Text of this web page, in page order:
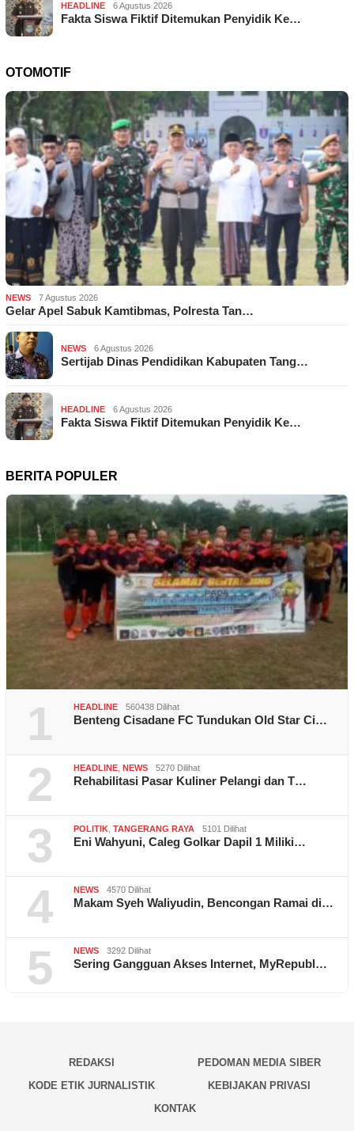
HEADLINE 6 Agustus 2026
Fakta Siswa Fiktif Ditemukan Penyidik Ke…
OTOMOTIF
NEWS 7 Agustus 2026
Gelar Apel Sabuk Kamtibmas, Polresta Tan…
NEWS 6 Agustus 2026
Sertijab Dinas Pendidikan Kabupaten Tang…
HEADLINE 6 Agustus 2026
Fakta Siswa Fiktif Ditemukan Penyidik Ke…
BERITA POPULER
1 HEADLINE 560438 Dilihat
Benteng Cisadane FC Tundukan Old Star Ci…
2 HEADLINE NEWS 5270 Dilihat
Rehabilitasi Pasar Kuliner Pelangi dan T…
3 POLITIK TANGERANG RAYA 5101 Dilihat
Eni Wahyuni, Caleg Golkar Dapil 1 Miliki…
4 NEWS 4570 Dilihat
Makam Syeh Waliyudin, Bencongan Ramai di…
5 NEWS 3292 Dilihat
Sering Gangguan Akses Internet, MyRepubl…
REDAKSI
PEDOMAN MEDIA SIBER
KODE ETIK JURNALISTIK
KEBIJAKAN PRIVASI
KONTAK